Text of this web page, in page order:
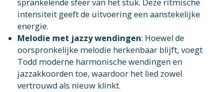
sprankelende sfeer van het stuk. Deze ritmische
intensiteit geeft de uitvoering een aanstekelijke
energie.
Melodie met jazzy wendingen: Hoewel de
oorspronkelijke melodie herkenbaar blijft, voegt
Todd moderne harmonische wendingen en
jazzakkoorden toe, waardoor het lied zowel
vertrouwd als nieuw klinkt.